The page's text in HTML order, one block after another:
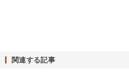
関連する記事